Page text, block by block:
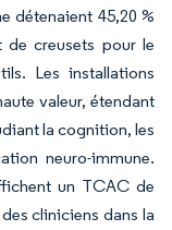
détenaient 45,20 %
de creusets pour le
Les installations
valeur, étendant
la cognition, les
neuro-immune.
un TCAC de
cliniciens dans la